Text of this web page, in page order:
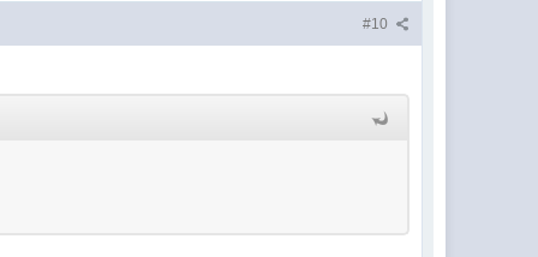
#10